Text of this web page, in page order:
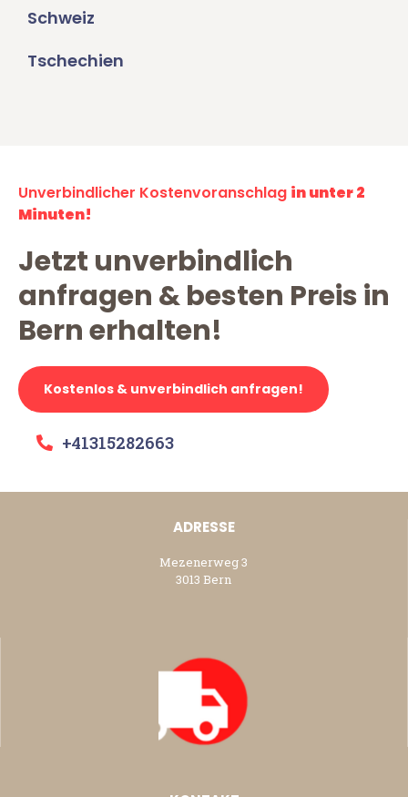
Schweiz
Tschechien
Unverbindlicher Kostenvoranschlag in unter 2
Minuten!
Jetzt unverbindlich
anfragen & besten Preis in
Bern erhalten!
Kostenlos & unverbindlich anfragen!
+41315282663
ADRESSE
Mezenerweg 3
3013 Bern